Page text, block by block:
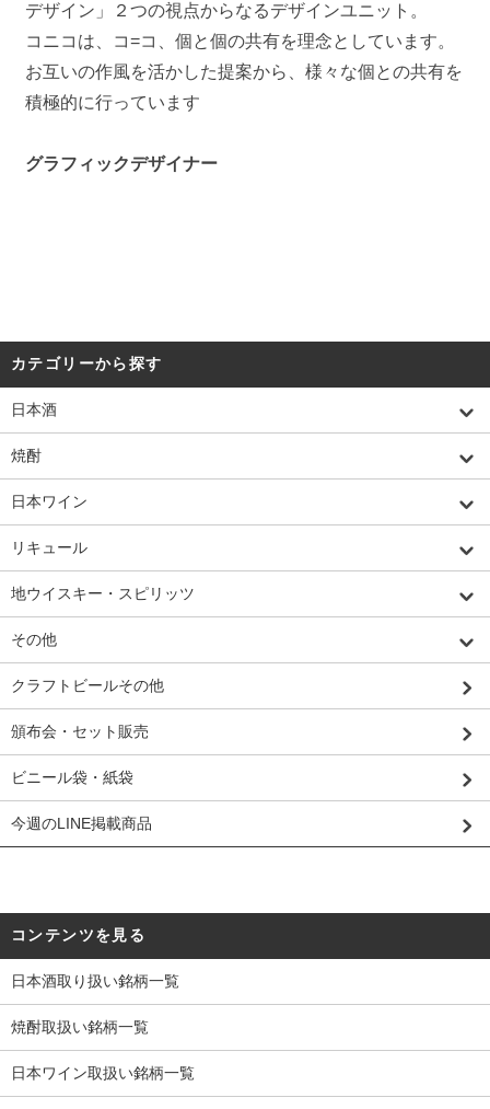
デザイン」２つの視点からなるデザインユニット。
コニコは、コ=コ、個と個の共有を理念としています。
お互いの作風を活かした提案から、様々な個との共有を
積極的に行っています
グラフィックデザイナー
カテゴリーから探す
日本酒
焼酎
日本ワイン
リキュール
地ウイスキー・スピリッツ
その他
クラフトビールその他
頒布会・セット販売
ビニール袋・紙袋
今週のLINE掲載商品
コンテンツを見る
日本酒取り扱い銘柄一覧
焼酎取扱い銘柄一覧
日本ワイン取扱い銘柄一覧